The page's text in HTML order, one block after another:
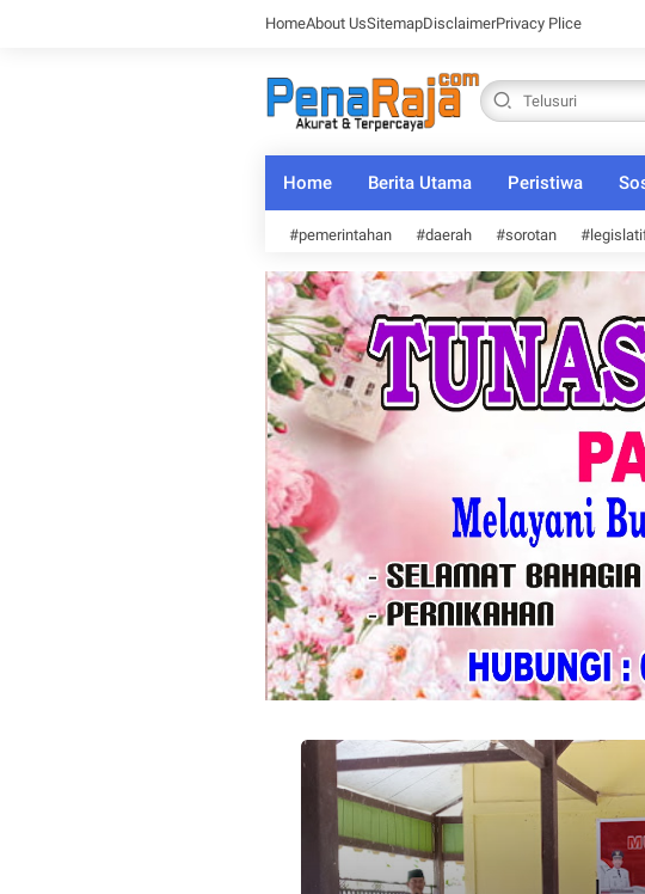
HomeAbout UsSitemapDisclaimerPrivacy Plice
Home Berita Utama Peristiwa
#pemerintahan #daerah #sorotan